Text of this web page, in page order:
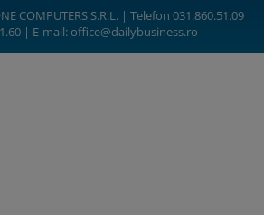
COMPUTERS S.R.L. | Telefon 031.860.51.09 |
| E-mail:office@dailybusiness.ro